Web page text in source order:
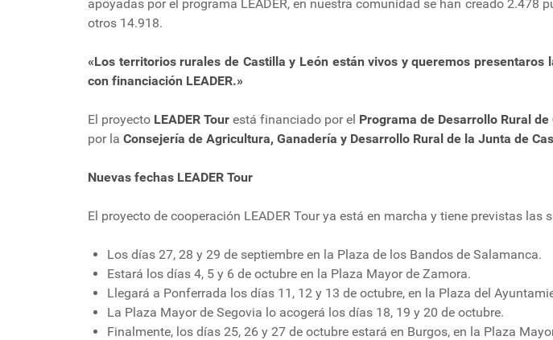
apoyadas por el programa LEADER, en nuestra comunidad se han creado 2.478
otros 14.918.
«Los territorios rurales de Castilla y León están vivos y queremos presentaros
con financiación LEADER.»
El proyecto LEADER Tour está financiado por el Programa de Desarrollo Rural
por la Consejería de Agricultura, Ganadería y Desarrollo Rural de la Junta de
Nuevas fechas LEADER Tour
El proyecto de cooperación LEADER Tour ya está en marcha y tiene previstas las
Los días 27, 28 y 29 de septiembre en la Plaza de los Bandos de Salamanca.
Estará los días 4, 5 y 6 de octubre en la Plaza Mayor de Zamora.
Llegará a Ponferrada los días 11, 12 y 13 de octubre, en la Plaza del
La Plaza Mayor de Segovia lo acogerá los días 18, 19 y 20 de octubre.
Finalmente, los días 25, 26 y 27 de octubre estará en Burgos, en la Plaza